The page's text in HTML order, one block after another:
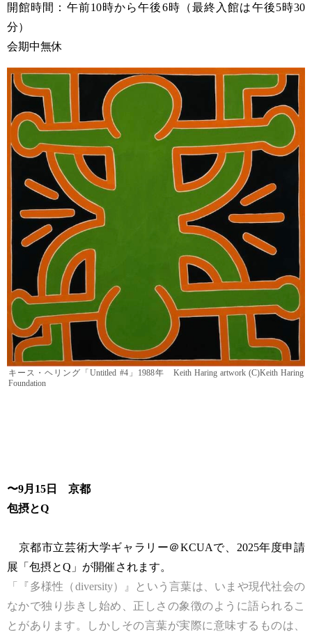
開館時間：午前10時から午後6時（最終入館は午後5時30
分）
会期中無休
キース・ヘリング「Untitled #4」1988年 Keith Haring artwork (C)Keith Haring
Foundation
〜9月15日 京都
包摂とQ
京都市立芸術大学ギャラリー＠KCUAで、2025年度申請
展「包摂とQ」が開催されます。
「『多様性（diversity）』という言葉は、いまや現代社会の
なかで独り歩きし始め、正しさの象徴のように語られるこ
とがあります。しかしその言葉が実際に意味するものは、